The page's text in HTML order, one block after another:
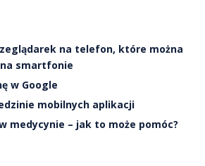
na telefon, które można
smartfonie
w Google
mobilnych aplikacji
medycynie – jak to może pomóc?